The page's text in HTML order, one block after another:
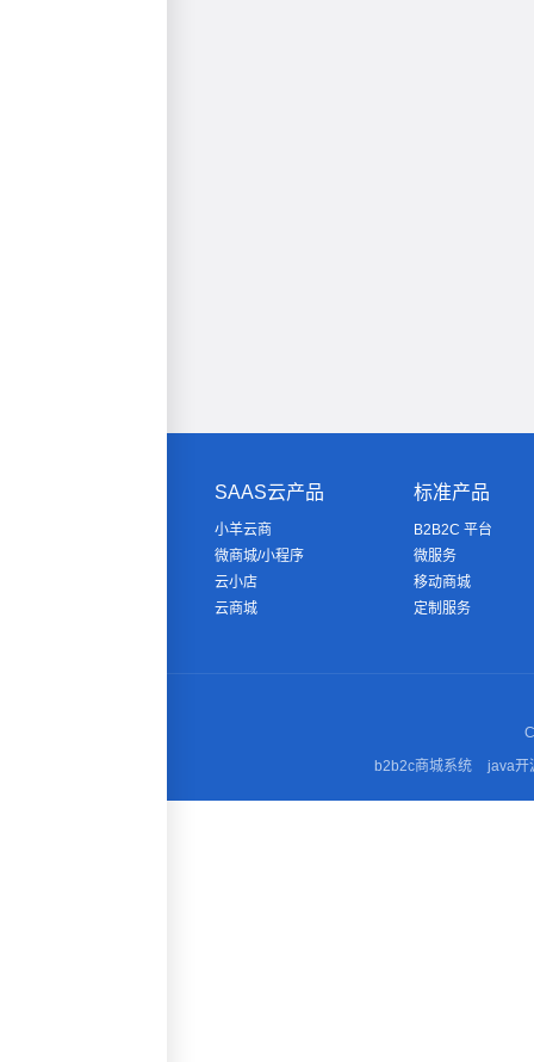
SAAS云产品
小羊云商
微商城/小程序
云小店
云商城
标准产品
B2B2C 平台
微服务
移动商城
定制服务
b2b2c商城系统
java开